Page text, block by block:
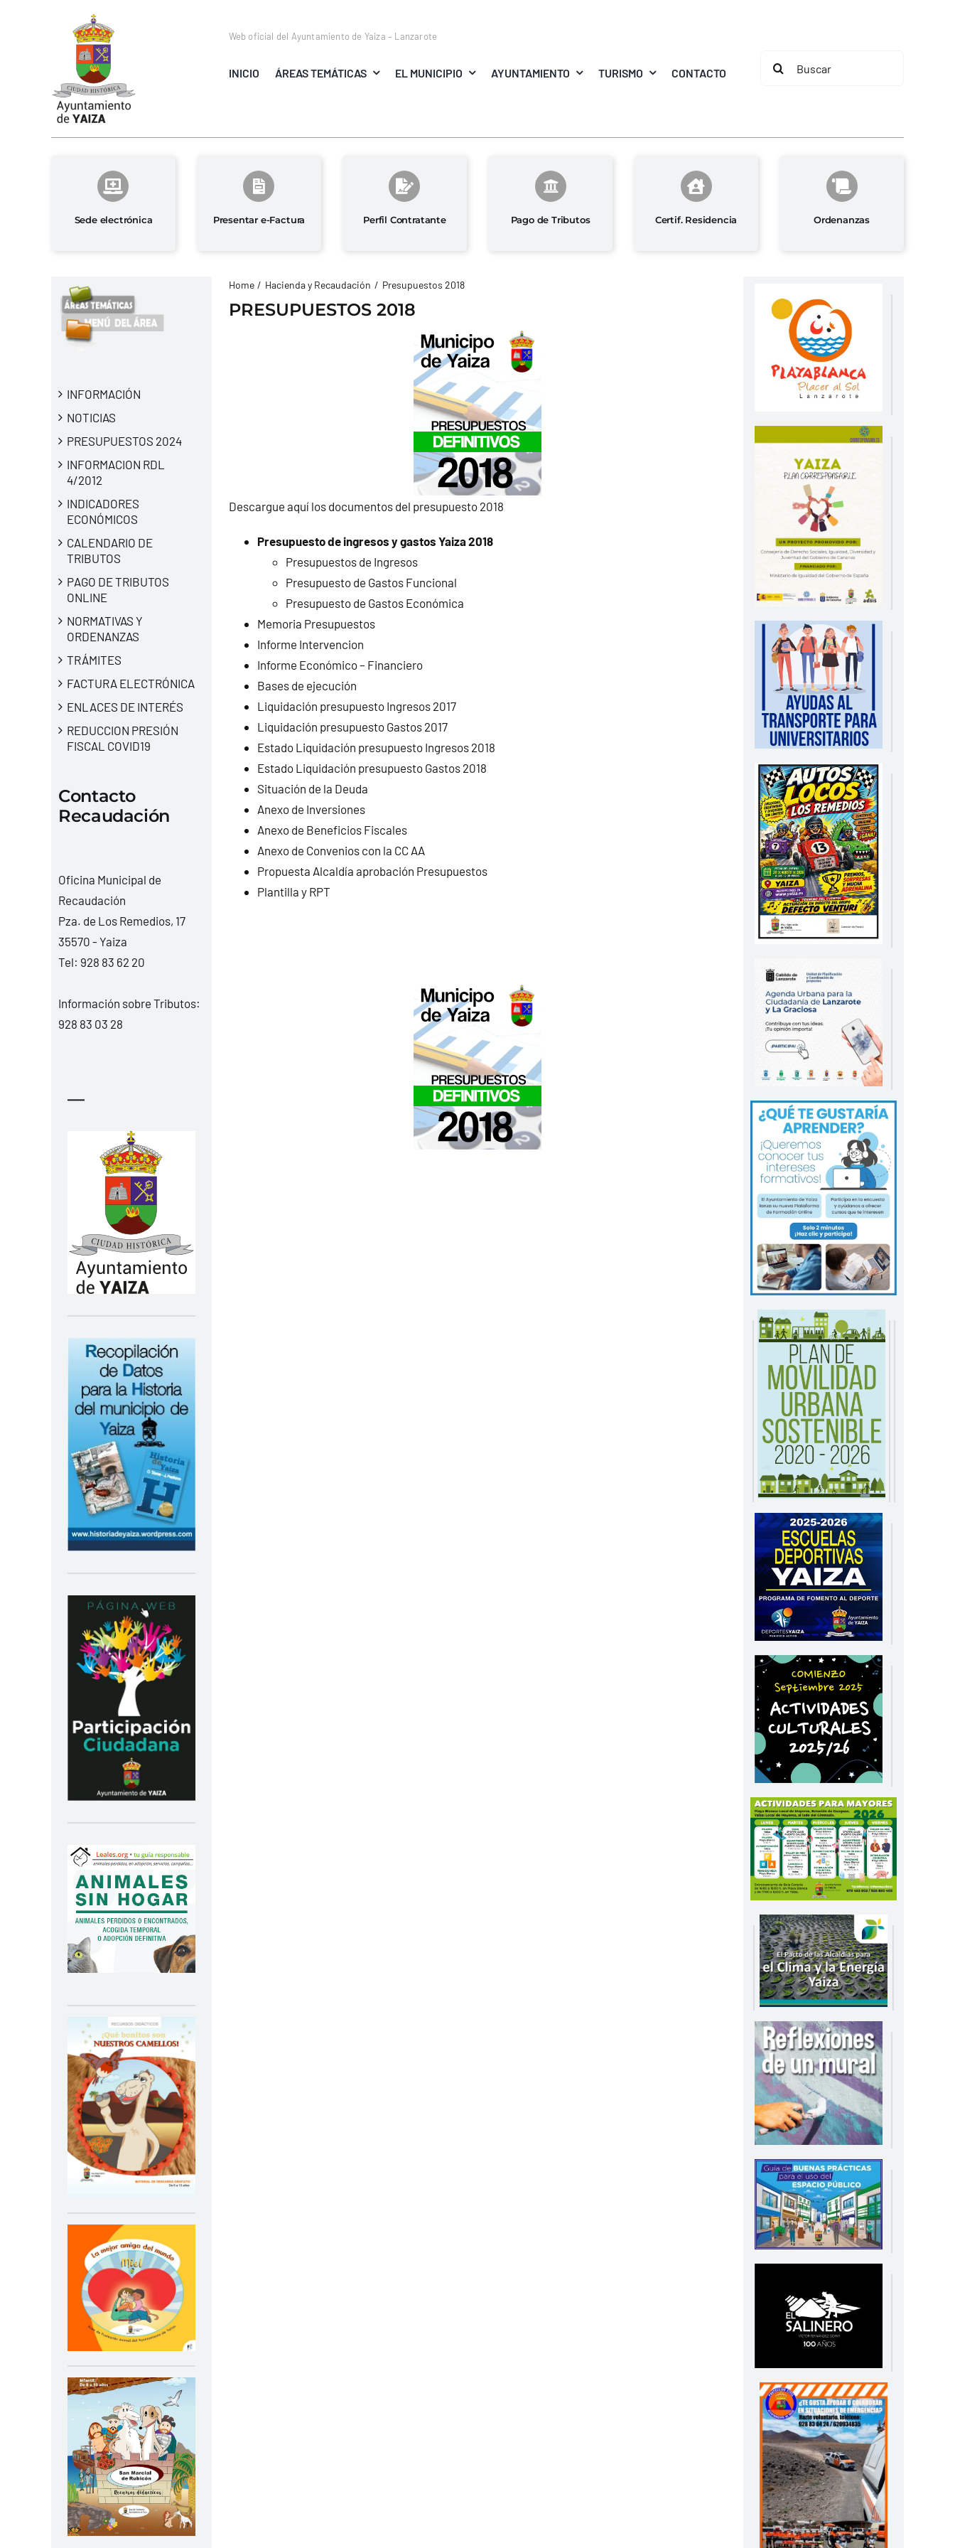
Web oficial del Ayuntamiento de Yaiza – Lanzarote
INICIO ÁREAS TEMÁTICAS EL MUNICIPIO AYUNTAMIENTO TURISMO CONTACTO
Buscar:
Sede electrónica Presentar e-Factura Perfil Contratante Pago de Tributos Certif. Residencia Ordenanzas
INFORMACIÓN
NOTICIAS
PRESUPUESTOS 2024
INFORMACION RDL
4/2012
INDICADORES
ECONÓMICOS
CALENDARIO DE
TRIBUTOS
PAGO DE TRIBUTOS
ONLINE
NORMATIVAS Y
ORDENANZAS
TRÁMITES
FACTURA ELECTRÓNICA
ENLACES DE INTERÉS
REDUCCION PRESIÓN
FISCAL COVID19
Contacto
Recaudación
Oficina Municipal de
Recaudación
Pza. de Los Remedios, 17
35570 - Yaiza
Tel: 928 83 62 20
Información sobre Tributos:
928 83 03 28
—
Home Hacienda y Recaudación Presupuestos 2018
PRESUPUESTOS 2018
Descargue aquí los documentos del presupuesto 2018
Presupuesto de ingresos y gastos Yaiza 2018
Presupuestos de Ingresos
Presupuesto de Gastos Funcional
Presupuesto de Gastos Económica
Memoria Presupuestos
Informe Intervencion
Informe Económico – Financiero
Bases de ejecución
Liquidación presupuesto Ingresos 2017
Liquidación presupuesto Gastos 2017
Estado Liquidación presupuesto Ingresos 2018
Estado Liquidación presupuesto Gastos 2018
Situación de la Deuda
Anexo de Inversiones
Anexo de Beneficios Fiscales
Anexo de Convenios con la CC AA
Propuesta Alcaldía aprobación Presupuestos
Plantilla y RPT